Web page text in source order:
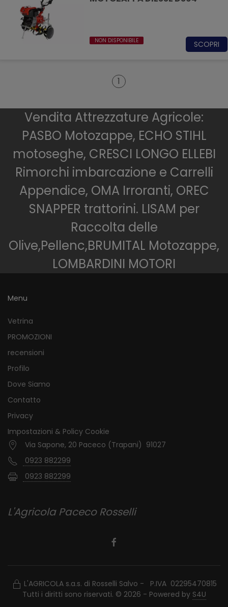
NON DISPONIBILE SCOPRI
1
Vendita Attrezzature Agricole:
PASBO Motozappe, ECHO STIHL
motoseghe, CRESCI LONGO ELLEBI
Rimorchi imbarcazione e Carrelli
Appendice, OMA Irroranti, OREC
SNAPPER trattorini. LISAM per
Raccolta delle
Olive,Pellenc,BRUMITAL Motozappe,
LOMBARDINI MOTORI
Menu
Vetrina
PROMOZIONI
recensioni
Profilo
Dove Siamo
Contatto
Privacy
Impostazioni & Policy Cookie
Via Sapone, 20 Paceco (Trapani) 91027
0923 882299
0923 882299
L'Agricola Paceco Rosselli
L'AGRICOLA s.a.s. di Rosselli Salvo - P.IVA 02295470815
Tutti i diritti sono riservati. © 2026 - Powered by S4U